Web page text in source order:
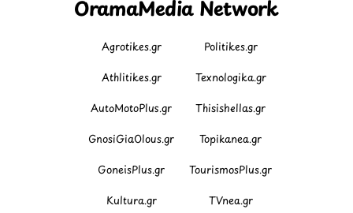
OramaMedia Network
Agrotikes.gr Politikes.gr
Athlitikes.gr Texnologika.gr
AutoMotoPlus.gr Thisishellas.gr
GnosiGiaOlous.gr Topikanea.gr
GoneisPlus.gr TourismosPlus.gr
Kultura.gr TVnea.gr